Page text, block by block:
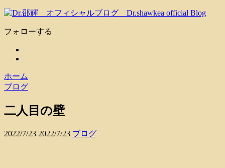
フォローする
ホーム
ブログ
二人目の壁
2022/7/23 2022/7/23 ブログ